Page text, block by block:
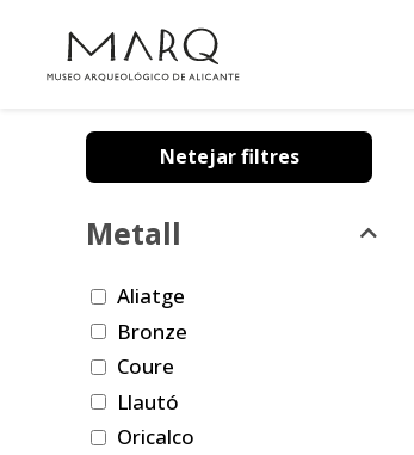
Netejar filtres
Metall
Aliatge
Bronze
Coure
Llautó
Oricalco